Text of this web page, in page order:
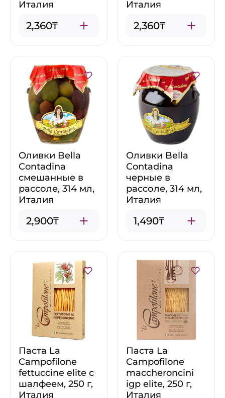
Италия
2,360₸
Италия
2,360₸
Оливки Bella
Contadina
смешанные в
рассоле, 314 мл,
Италия
2,900₸
Оливки Bella
Contadina
черные в
рассоле, 314 мл,
Италия
1,490₸
Паста La
Campofilone
fettuccine elite с
шалфеем, 250 г,
Италия
Паста La
Campofilone
maccheroncini
igp elite, 250 г,
Италия